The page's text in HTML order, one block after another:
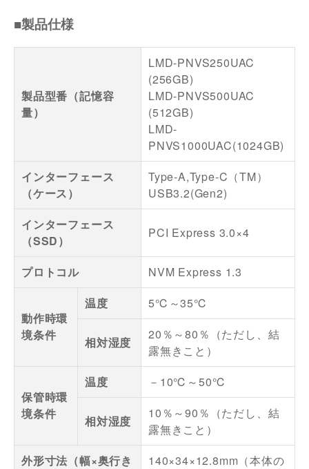
■製品仕様
製品型番（記憶容
量）
LMD-PNVS250UAC
(256GB)
LMD-PNVS500UAC
(512GB)
LMD-
PNVS1000UAC(1024GB)
インターフェース
（ケース）
Type-A,Type-C（TM）
USB3.2(Gen2)
インターフェース
（SSD）
PCI Express 3.0×4
プロトコル NVM Express 1.3
動作時環
境条件
温度 5℃～35℃
相対湿度
20％～80％（ただし、結
露無きこと）
保管時環
境条件
温度 －10℃～50℃
相対湿度
10％～90％（ただし、結
露無きこと）
外形寸法（幅×奥行き
140×34×12.8mm（本体の